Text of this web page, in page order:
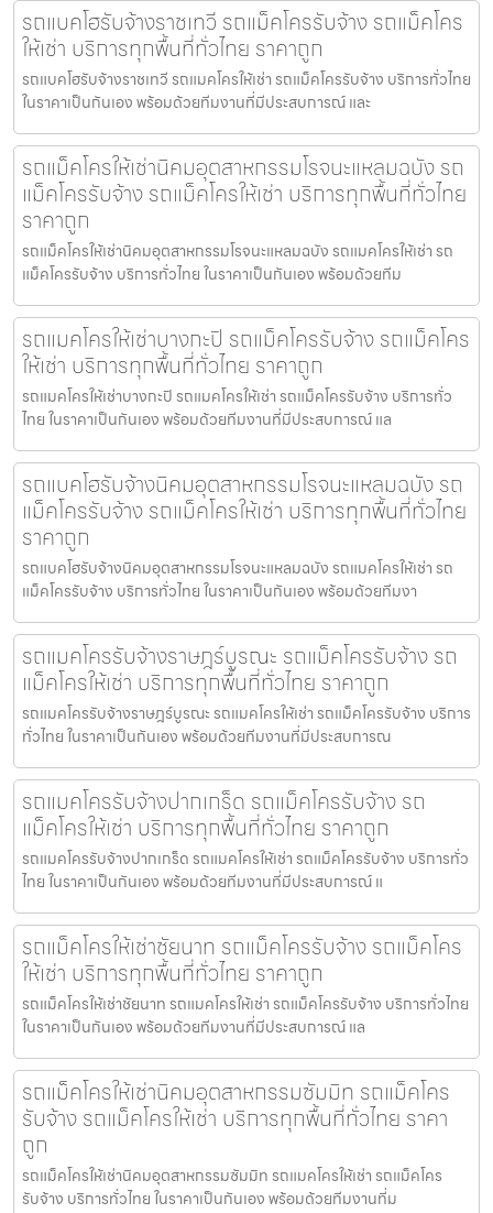
รถแบคโฮรับจ้างราชเทวี รถแม็คโครรับจ้าง รถแม็คโคร
ให้เช่า บริการทุกพื้นที่ทั่วไทย ราคาถูก
รถแบคโฮรับจ้างราชเทวี รถแมคโครให้เช่า รถแม็คโครรับจ้าง บริการทั่วไทย
ในราคาเป็นกันเอง พร้อมด้วยทีมงานที่มีประสบการณ์ และ
รถแม็คโครให้เช่านิคมอุตสาหกรรมโรจนะแหลมฉบัง รถ
แม็คโครรับจ้าง รถแม็คโครให้เช่า บริการทุกพื้นที่ทั่วไทย
ราคาถูก
รถแม็คโครให้เช่านิคมอุตสาหกรรมโรจนะแหลมฉบัง รถแมคโครให้เช่า รถ
แม็คโครรับจ้าง บริการทั่วไทย ในราคาเป็นกันเอง พร้อมด้วยทีม
รถแมคโครให้เช่าบางกะปิ รถแม็คโครรับจ้าง รถแม็คโคร
ให้เช่า บริการทุกพื้นที่ทั่วไทย ราคาถูก
รถแมคโครให้เช่าบางกะปิ รถแมคโครให้เช่า รถแม็คโครรับจ้าง บริการทั่ว
ไทย ในราคาเป็นกันเอง พร้อมด้วยทีมงานที่มีประสบการณ์ แล
รถแบคโฮรับจ้างนิคมอุตสาหกรรมโรจนะแหลมฉบัง รถ
แม็คโครรับจ้าง รถแม็คโครให้เช่า บริการทุกพื้นที่ทั่วไทย
ราคาถูก
รถแบคโฮรับจ้างนิคมอุตสาหกรรมโรจนะแหลมฉบัง รถแมคโครให้เช่า รถ
แม็คโครรับจ้าง บริการทั่วไทย ในราคาเป็นกันเอง พร้อมด้วยทีมงา
รถแมคโครรับจ้างราษฎร์บูรณะ รถแม็คโครรับจ้าง รถ
แม็คโครให้เช่า บริการทุกพื้นที่ทั่วไทย ราคาถูก
รถแมคโครรับจ้างราษฎร์บูรณะ รถแมคโครให้เช่า รถแม็คโครรับจ้าง บริการ
ทั่วไทย ในราคาเป็นกันเอง พร้อมด้วยทีมงานที่มีประสบการณ
รถแมคโครรับจ้างปากเกร็ด รถแม็คโครรับจ้าง รถ
แม็คโครให้เช่า บริการทุกพื้นที่ทั่วไทย ราคาถูก
รถแมคโครรับจ้างปากเกร็ด รถแมคโครให้เช่า รถแม็คโครรับจ้าง บริการทั่ว
ไทย ในราคาเป็นกันเอง พร้อมด้วยทีมงานที่มีประสบการณ์ แ
รถแม็คโครให้เช่าชัยนาท รถแม็คโครรับจ้าง รถแม็คโคร
ให้เช่า บริการทุกพื้นที่ทั่วไทย ราคาถูก
รถแม็คโครให้เช่าชัยนาท รถแมคโครให้เช่า รถแม็คโครรับจ้าง บริการทั่วไทย
ในราคาเป็นกันเอง พร้อมด้วยทีมงานที่มีประสบการณ์ แล
รถแม็คโครให้เช่านิคมอุตสาหกรรมซัมมิท รถแม็คโคร
รับจ้าง รถแม็คโครให้เช่า บริการทุกพื้นที่ทั่วไทย ราคา
ถูก
รถแม็คโครให้เช่านิคมอุตสาหกรรมซัมมิท รถแมคโครให้เช่า รถแม็คโคร
รับจ้าง บริการทั่วไทย ในราคาเป็นกันเอง พร้อมด้วยทีมงานที่ม